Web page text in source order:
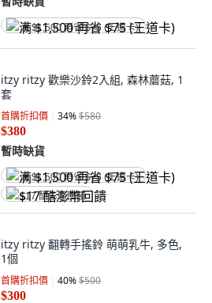
满 $1,500 再省 $75 (王道卡)
itzy ritzy 歡樂沙鈴2入組, 森林蘑菇, 1
套
首購折扣價 34%$580
$380
暫時缺貨
满 $1,500 再省 $75 (王道卡)
$17 酷澎幣回饋
itzy ritzy 翻轉手搖鈴 萌萌乳牛, 多色,
1個
首購折扣價 40%$500
$300